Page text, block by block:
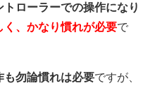
ローラーでの操作になり
く、かなり慣れが必要で
も勿論慣れは必要ですが、